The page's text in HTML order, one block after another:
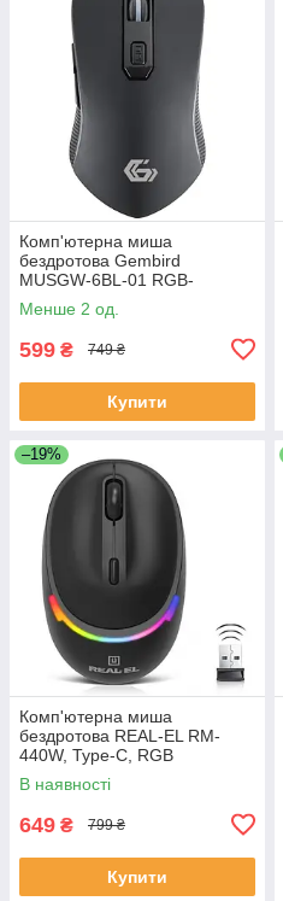
Комп'ютерна миша
бездротова Gembird
MUSGW-6BL-01 RGB-
підсвічування, 3200 dpi, USB,
400 мА·ч Black
Менше 2 од.
599 ₴ 749 ₴
Купити
–19%
Комп'ютерна миша
бездротова REAL-EL RM-
440W, Type-C, RGB
підсвічування, оптична, 1600
dpi, 3 кнопки Black
В наявності
649 ₴ 799 ₴
Купити